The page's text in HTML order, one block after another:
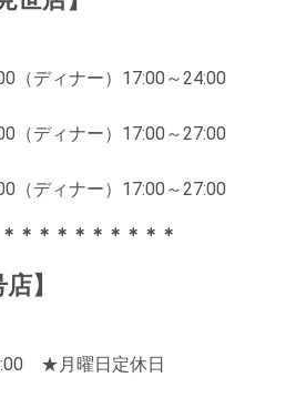
（ディナー）17:00～24:00
（ディナー）17:00～27:00
（ディナー）17:00～27:00
＊＊＊＊＊＊＊＊＊
】
★月曜日定休日